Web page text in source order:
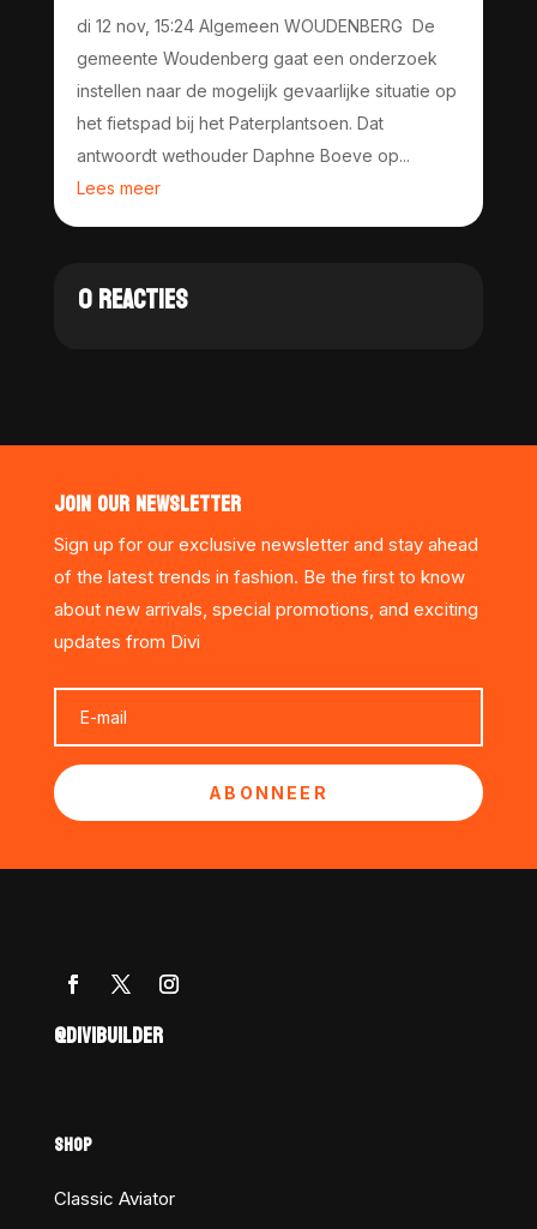
di 12 nov, 15:24 Algemeen WOUDENBERG De
gemeente Woudenberg gaat een onderzoek
instellen naar de mogelijk gevaarlijke situatie op
het fietspad bij het Paterplantsoen. Dat
antwoordt wethouder Daphne Boeve op...
Lees meer
0 REACTIES
JOIN OUR NEWSLETTER
Sign up for our exclusive newsletter and stay ahead
of the latest trends in fashion. Be the first to know
about new arrivals, special promotions, and exciting
updates from Divi
ABONNEER
@DIVIBUILDER
SHOP
Classic Aviator